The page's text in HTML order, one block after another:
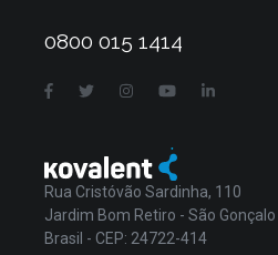
0800 015 1414
Rua Cristóvão Sardinha, 110
Jardim Bom Retiro - São Gonçalo
Brasil - CEP: 24722-414